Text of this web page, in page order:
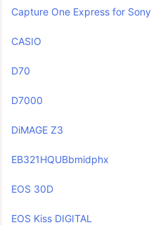
Capture One Express for Sony
CASIO
D70
D7000
DiMAGE Z3
EB321HQUBbmidphx
EOS 30D
EOS Kiss DIGITAL